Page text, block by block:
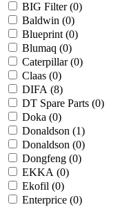
BIG Filter (0)
Baldwin (0)
Blueprint (0)
Blumaq (0)
Caterpillar (0)
Claas (0)
DIFA (8)
DT Spare Parts (0)
Doka (0)
Donaldson (1)
Donaldson (0)
Dongfeng (0)
EKKA (0)
Ekofil (0)
Enterprice (0)